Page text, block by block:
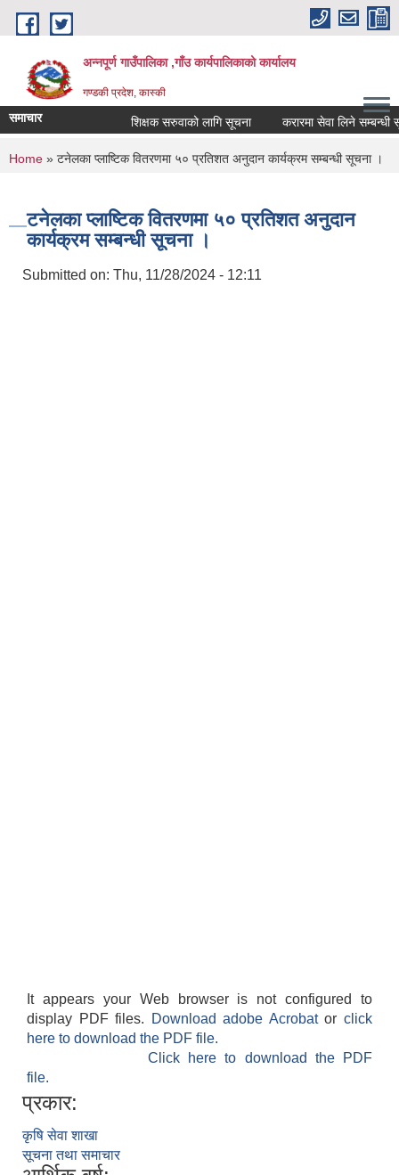
Skip to main content
अन्नपूर्ण गाउँपालिका ,गाँउ कार्यपालिकाको कार्यालय
गण्डकी प्रदेश, कास्की
समाचार शिक्षक सरुवाको लागि सूचना करारमा सेवा लिने सम्बन्धी
You are here
Home » टनेलका प्लाष्टिक वितरणमा ५० प्रतिशत अनुदान कार्यक्रम सम्बन्धी सूचना ।
टनेलका प्लाष्टिक वितरणमा ५० प्रतिशत अनुदान
कार्यक्रम सम्बन्धी सूचना ।
Submitted on: Thu, 11/28/2024 - 12:11
It appears your Web browser is not configured to
display PDF files.
Download adobe Acrobatorclick
here to download the PDF file.
Click here to download the PDF
file.
प्रकार:
कृषि सेवा शाखा
सूचना तथा समाचार